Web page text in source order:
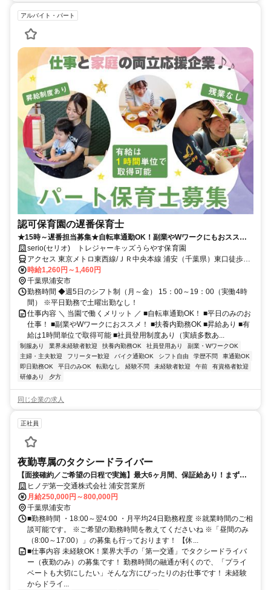
アルバイト・パート
認可保育園の遅番保育士
★15時～遅番担当募集★自転車通勤OK！副業やWワークにもおススメ♪
扶養内勤務OK！園見学実施中♪
serio(セリオ) トレジャーキッズうらやす保育園
アクセス 東京メトロ東西線/ＪＲ中央本線 浦安（千葉県）東口徒歩約
10分、都営新宿線 一之江A3b口徒歩約30分 車通勤可（駐車場代自己
負担）※規定あり 自転車通勤OK（駐輪場あり）
時給1,260円～1,460円
千葉県浦安市
勤務時間 ◆週5日のシフト制（月～金） 15：00～19：00（実働4時
間） ※平日勤務で土曜出勤なし！
仕事内容 ＼ 当園で働くメリット ／ ■自転車通勤OK！ ■平日のみのお
仕事！ ■副業やWワークにおススメ！ ■扶養内勤務OK ■昇給あり ■有
給は1時間単位で取得可能 ■社員登用制度あり（実績多数あ...
制服あり 業界未経験者歓迎 扶養内勤務OK 社員登用あり
副業・WワークOK
主婦・主夫歓迎
フリーター歓迎 バイク通勤OK シフト自由 学歴不問
車通勤OK
即日勤務OK
平日のみOK 転勤なし 経験不問 未経験者歓迎 午前
有資格者歓迎
研修あり
夕方
同じ企業の求人
正社員
夜勤専属のタクシードライバー
【面接確約／ご希望の日程で実施】最大6ヶ月間、保証給あり！まずは
面談してみませんか？
ヒノデ第一交通株式会社 浦安営業所
月給250,000円～800,000円
千葉県浦安市
■勤務時間 ・18:00～翌4:00 ・月平均24日勤務程度 ※就業時間のご相
談可能です。 ※ご希望の勤務時間を教えてくださいね ※「昼間のみ
（8:00～17:00）」の募集も行っております！ 【休...
■仕事内容 未経験OK！業界大手の「第一交通」でタクシードライバ
ー（夜勤のみ）の募集です！ 勤務時間の融通が利くので、「プライ
ベートも大切にしたい」そんな方にぴったりのお仕事です！ 未経験
からドライ...